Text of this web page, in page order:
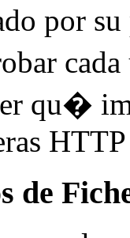
por
qu�
de